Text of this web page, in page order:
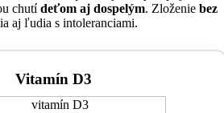
chutídeťom aj dospelým. Zloženie bez
aj ľudia s intoleranciami.
Vitamín D3